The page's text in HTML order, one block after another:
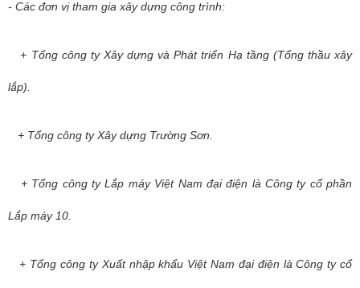
- Các đơn vị tham gia xây dựng công trình:
+ Tổng công ty Xây dựng và Phát triển Hạ tầng (Tổng thầu xây
lắp).
+ Tổng công ty Xây dựng Trường Sơn.
+ Tổng công ty Lắp máy Việt Nam đại điện là Công ty cổ phần
Lắp máy 10.
+ Tổng công ty Xuất nhập khẩu Việt Nam đại điện là Công ty cổ